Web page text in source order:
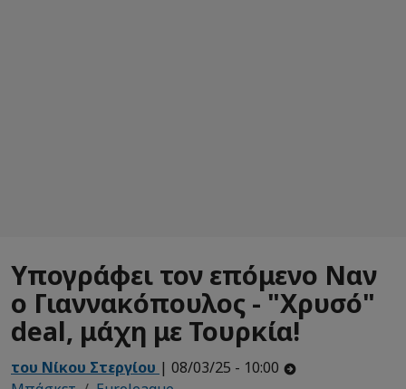
Υπογράφει τον επόμενο Ναν
ο Γιαννακόπουλος - "Χρυσό"
deal, μάχη με Τουρκία!
του Νίκου Στεργίου | 08/03/25 - 10:00